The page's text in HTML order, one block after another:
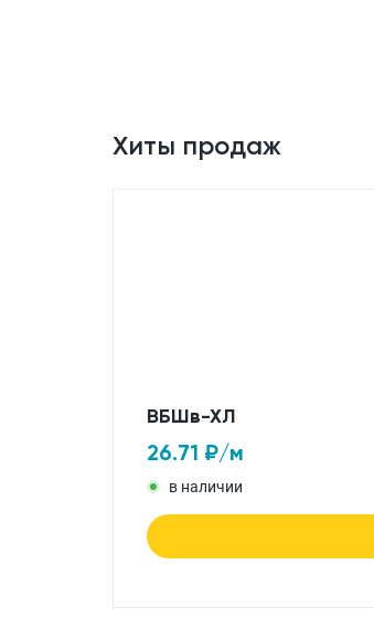
Хиты продаж
ВБШв-ХЛ
26.71 ₽/м
в наличии